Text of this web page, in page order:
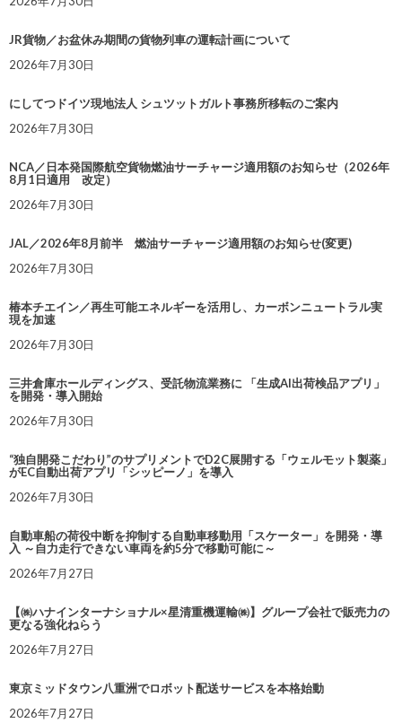
JR貨物／お盆休み期間の貨物列車の運転計画について
2026年7月30日
にしてつドイツ現地法人 シュツットガルト事務所移転のご案内
2026年7月30日
NCA／日本発国際航空貨物燃油サーチャージ適用額のお知らせ（2026年
8月1日適用 改定）
2026年7月30日
JAL／2026年8月前半 燃油サーチャージ適用額のお知らせ(変更)
2026年7月30日
椿本チエイン／再生可能エネルギーを活用し、カーボンニュートラル実
現を加速
2026年7月30日
三井倉庫ホールディングス、受託物流業務に 「生成AI出荷検品アプリ」
を開発・導入開始
2026年7月30日
“独自開発こだわり”のサプリメントでD2C展開する「ウェルモット製薬」
がEC自動出荷アプリ「シッピーノ」を導入
2026年7月30日
自動車船の荷役中断を抑制する自動車移動用「スケーター」を開発・導
入 ～自力走行できない車両を約5分で移動可能に～
2026年7月27日
【㈱ハナインターナショナル×星清重機運輸㈱】グループ会社で販売力の
更なる強化ねらう
2026年7月27日
東京ミッドタウン八重洲でロボット配送サービスを本格始動
2026年7月27日